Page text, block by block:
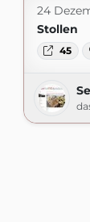
24
Stollen
45